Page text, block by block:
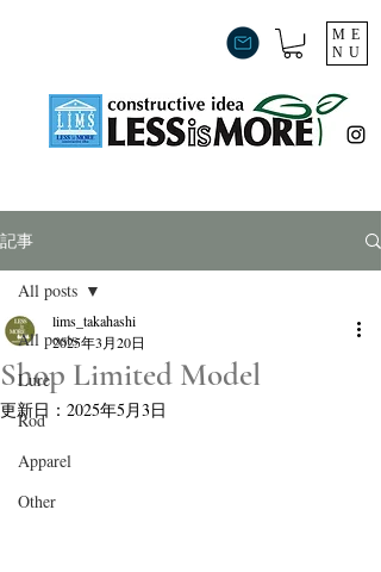
ME
NU
記事
All posts
Lure
Rod
Apparel
Other
All posts
Shop Limited Model
lims_takahashi
2025年3月20日
更新日： 2025年5月3日